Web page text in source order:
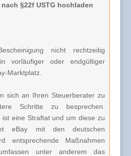
§22f USTG hochladen
nicht rechtzeitig
vorläufiger oder endgültiger
Marktplatz.
sich an Ihren Steuerberater zu
Schritte zu besprechen.
ist eine Straftat und um diese zu
eBay mit den deutschen
entsprechende Maßnahmen
unter anderem das